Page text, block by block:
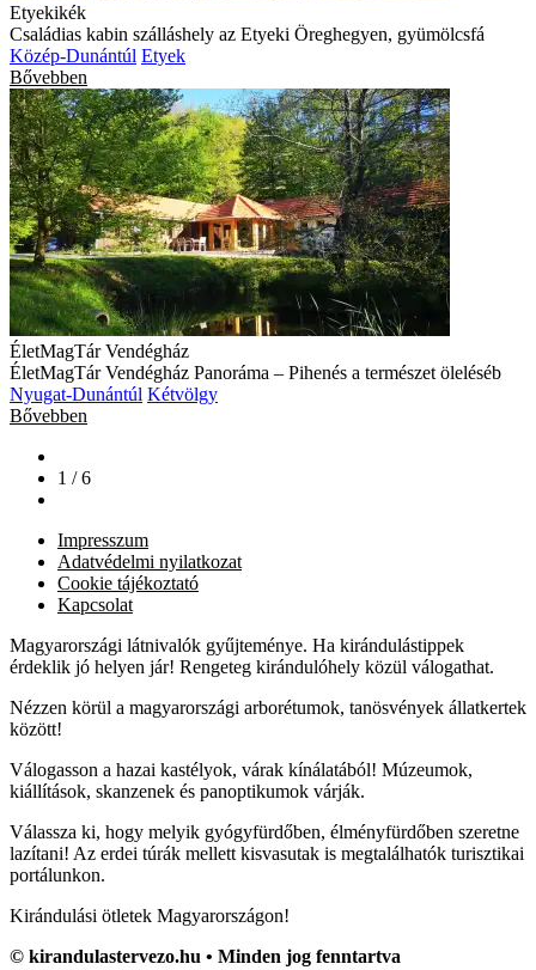
Etyekikék
Családias kabin szálláshely az Etyeki Öreghegyen, gyümölcsfá
Közép-Dunántúl Etyek
Bővebben
ÉletMagTár Vendégház
ÉletMagTár Vendégház Panoráma – Pihenés a természet öleléséb
Nyugat-Dunántúl Kétvölgy
Bővebben
1 / 6
Impresszum
Adatvédelmi nyilatkozat
Cookie tájékoztató
Kapcsolat
Magyarországi látnivalók gyűjteménye. Ha kirándulástippek
érdeklik jó helyen jár! Rengeteg kirándulóhely közül válogathat.
Nézzen körül a magyarországi arborétumok, tanösvények állatkertek
között!
Válogasson a hazai kastélyok, várak kínálatából! Múzeumok,
kiállítások, skanzenek és panoptikumok várják.
Válassza ki, hogy melyik gyógyfürdőben, élményfürdőben szeretne
lazítani! Az erdei túrák mellett kisvasutak is megtalálhatók turisztikai
portálunkon.
Kirándulási ötletek Magyarországon!
© kirandulastervezo.hu • Minden jog fenntartva